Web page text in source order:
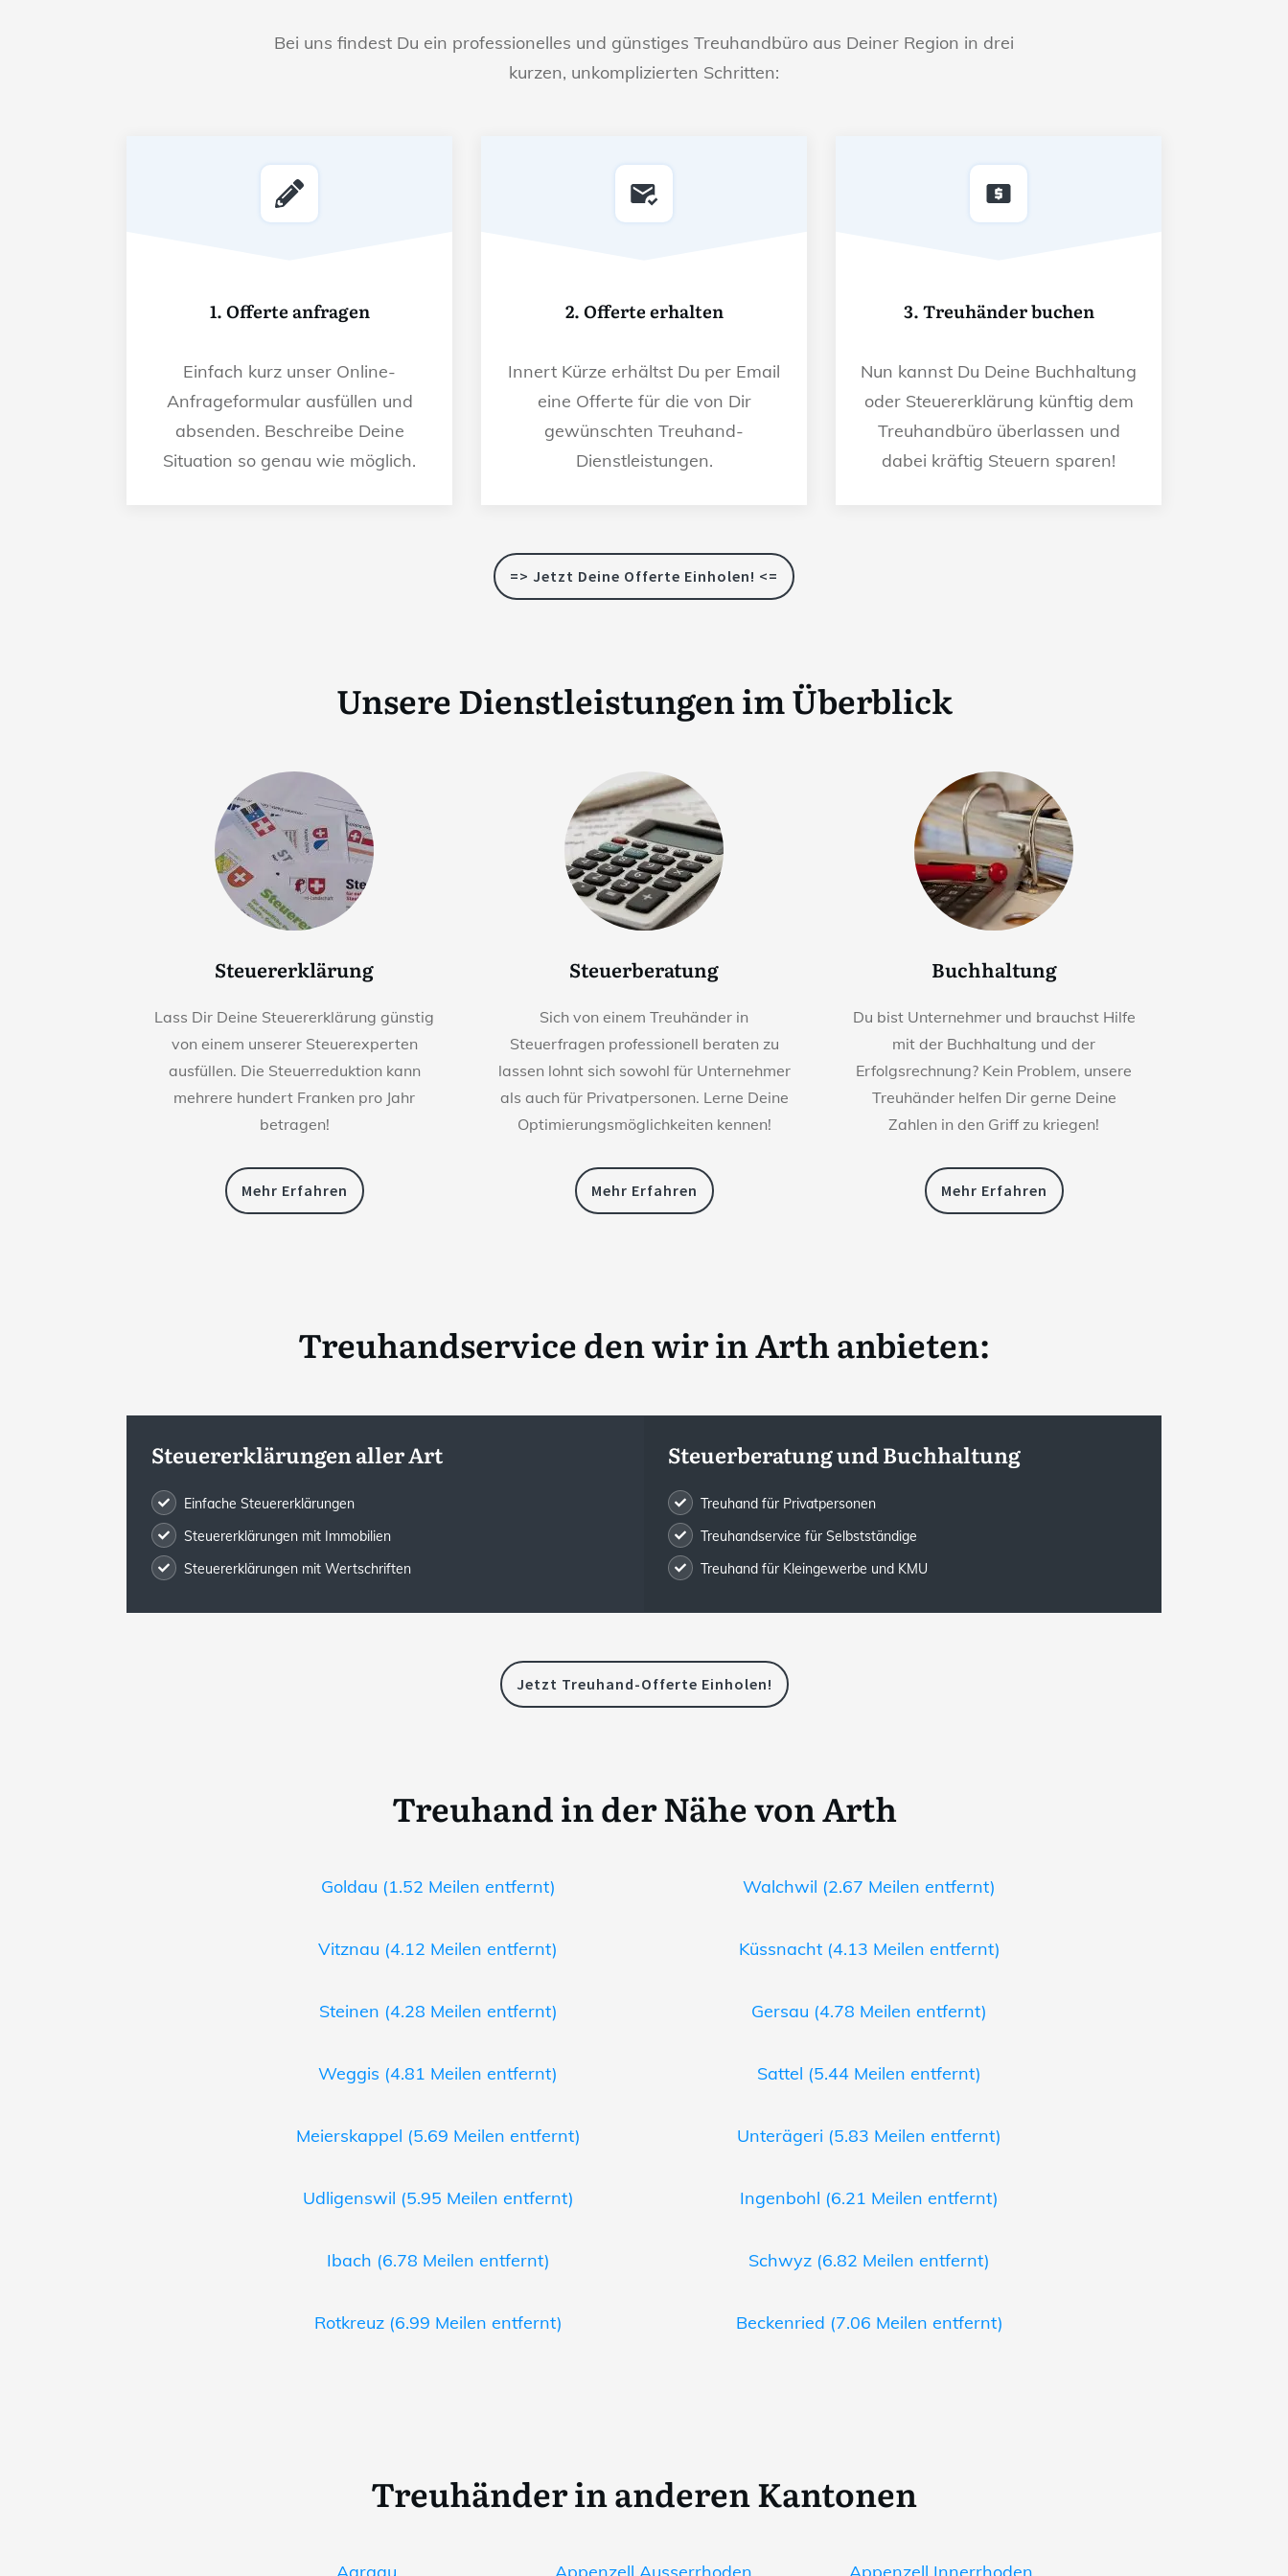
Bei uns findest Du ein professionelles und günstiges Treuhandbüro aus Deiner Region in drei
kurzen, unkomplizierten Schritten:
1. Offerte anfragen
Einfach kurz unser Online-
Anfrageformular ausfüllen und
absenden. Beschreibe Deine
Situation so genau wie möglich.
2. Offerte erhalten
Innert Kürze erhältst Du per Email
eine Offerte für die von Dir
gewünschten Treuhand-
Dienstleistungen.
3. Treuhänder buchen
Nun kannst Du Deine Buchhaltung
oder Steuererklärung künftig dem
Treuhandbüro überlassen und
dabei kräftig Steuern sparen!
=> Jetzt Deine Offerte Einholen! <=
Unsere Dienstleistungen im Überblick
Steuererklärung
Lass Dir Deine Steuererklärung günstig
von einem unserer Steuerexperten
ausfüllen. Die Steuerreduktion kann
mehrere hundert Franken pro Jahr
betragen!
Mehr Erfahren
Steuerberatung
Sich von einem Treuhänder in
Steuerfragen professionell beraten zu
lassen lohnt sich sowohl für Unternehmer
als auch für Privatpersonen. Lerne Deine
Optimierungsmöglichkeiten kennen!
Mehr Erfahren
Buchhaltung
Du bist Unternehmer und brauchst Hilfe
mit der Buchhaltung und der
Erfolgsrechnung? Kein Problem, unsere
Treuhänder helfen Dir gerne Deine
Zahlen in den Griff zu kriegen!
Mehr Erfahren
Treuhandservice den wir inArth anbieten:
Steuererklärungen aller Art
Einfache Steuererklärungen
Steuererklärungen mit Immobilien
Steuererklärungen mit Wertschriften
Steuerberatung und Buchhaltung
Treuhand für Privatpersonen
Treuhandservice für Selbstständige
Treuhand für Kleingewerbe und KMU
Jetzt Treuhand-Offerte Einholen!
Treuhand in der Nähe von Arth
Goldau (1.52 Meilen entfernt) Walchwil (2.67 Meilen entfernt)
Vitznau (4.12 Meilen entfernt) Küssnacht (4.13 Meilen entfernt)
Steinen (4.28 Meilen entfernt) Gersau (4.78 Meilen entfernt)
Weggis (4.81 Meilen entfernt) Sattel (5.44 Meilen entfernt)
Meierskappel (5.69 Meilen entfernt) Unterägeri (5.83 Meilen entfernt)
Udligenswil (5.95 Meilen entfernt) Ingenbohl (6.21 Meilen entfernt)
Ibach (6.78 Meilen entfernt) Schwyz (6.82 Meilen entfernt)
Rotkreuz (6.99 Meilen entfernt) Beckenried (7.06 Meilen entfernt)
Treuhänder in anderen Kantonen